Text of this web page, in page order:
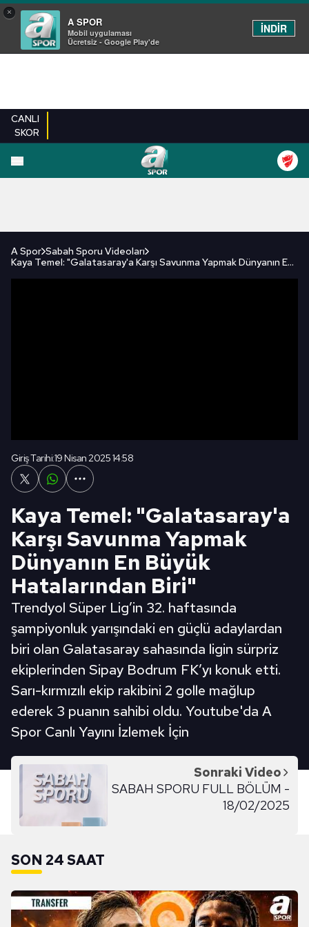
×
A SPOR
Mobil uygulaması
Ücretsiz - Google Play'de
İNDİR
CANLI
SKOR
FUTBOL
A Spor Sabah Sporu Videoları
Kaya Temel: "Galatasaray'a Karşı Savunma Yapmak Dünyanın En Büyük Hatalarından Biri"
Giriş Tarihi:19 Nisan 2025 14:58
Kaya Temel: "Galatasaray'a
Karşı Savunma Yapmak
Dünyanın En Büyük
Hatalarından Biri"
Trendyol Süper Lig’in 32. haftasında
şampiyonluk yarışındaki en güçlü adaylardan
biri olan Galatasaray sahasında ligin sürpriz
ekiplerinden Sipay Bodrum FK’yı konuk etti.
Sarı-kırmızılı ekip rakibini 2 golle mağlup
ederek 3 puanın sahibi oldu. Youtube'da A
Spor Canlı Yayını İzlemek İçin
Sonraki Video
SABAH SPORU FULL BÖLÜM -
18/02/2025
SON 24 SAAT